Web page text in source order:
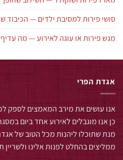
סושי פירות למסיבת ילדים — הכיבוד
מגש פירות או עוגה לאירוע — מה עדיף
אגדת הפרי
אנו עושים את מירב המאמצים לספק
כן אנו מוגבלים לאירוע אחד ביום
מנת שתוכלו ליהנות מכל הטוב של
ממליצים בהחלט לפנות אלינו